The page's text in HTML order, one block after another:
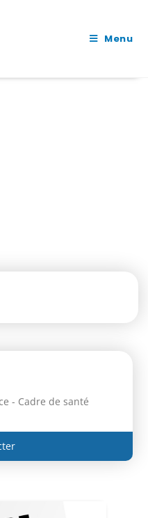
Menu
- Cadre de santé